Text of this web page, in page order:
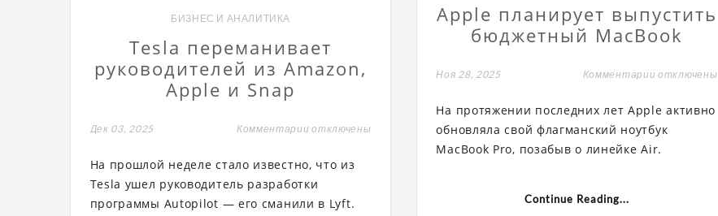
БИЗНЕС И АНАЛИТИКА
Tesla переманивает
руководителей из Amazon,
Apple и Snap
Дек 03, 2025 Комментарии к
переманивает
из
Amazon,
отключены
На прошлой неделе стало известно, что из
Tesla ушел руководитель разработки
программы Autopilot — его сманили в Lyft.
Apple планирует выпустить
бюджетный MacBook
Ноя 28, 2025 Комментарии к
планирует
бюджетный
MacBook
отключены
На протяжении последних лет Apple активно
обновляла свой флагманский ноутбук
MacBook Pro, позабыв о линейке Air.
Continue Reading...